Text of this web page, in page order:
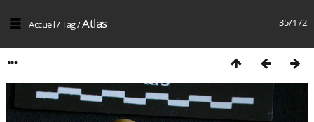
35/172
Accueil/Tag/Atlas